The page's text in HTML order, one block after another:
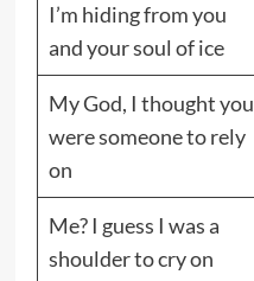
I’m hiding from you
and your soul of ice
My God, I thought you
were someone to rely
on
Me? I guess I was a
shoulder to cry on